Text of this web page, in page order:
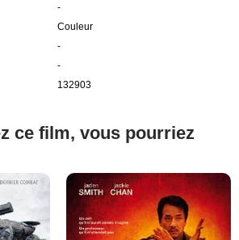
-
Couleur
-
-
132903
ce film, vous pourriez